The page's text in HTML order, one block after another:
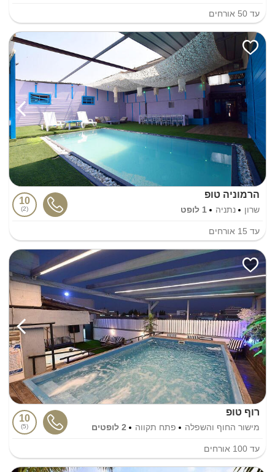
עד 50 אורחים
הרמוניה טופ
שרון נתניה 1 לופט
10
2
עד 15 אורחים
רוף טופ
מישור החוף והשפלה פתח תקווה 2 לופטים
10
5
עד 100 אורחים